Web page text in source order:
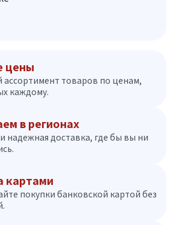
цены
товаров по ценам,
каждому.
в регионах
надежная доставка, где бы вы ни
картами
покупки банковской картой без